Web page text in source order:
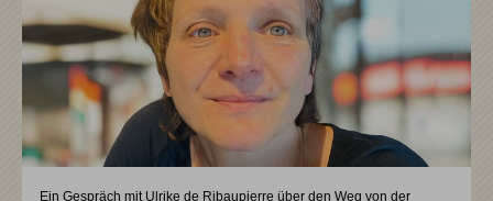
Ein Gespräch mit Ulrike de Ribaupierre über den Weg von der